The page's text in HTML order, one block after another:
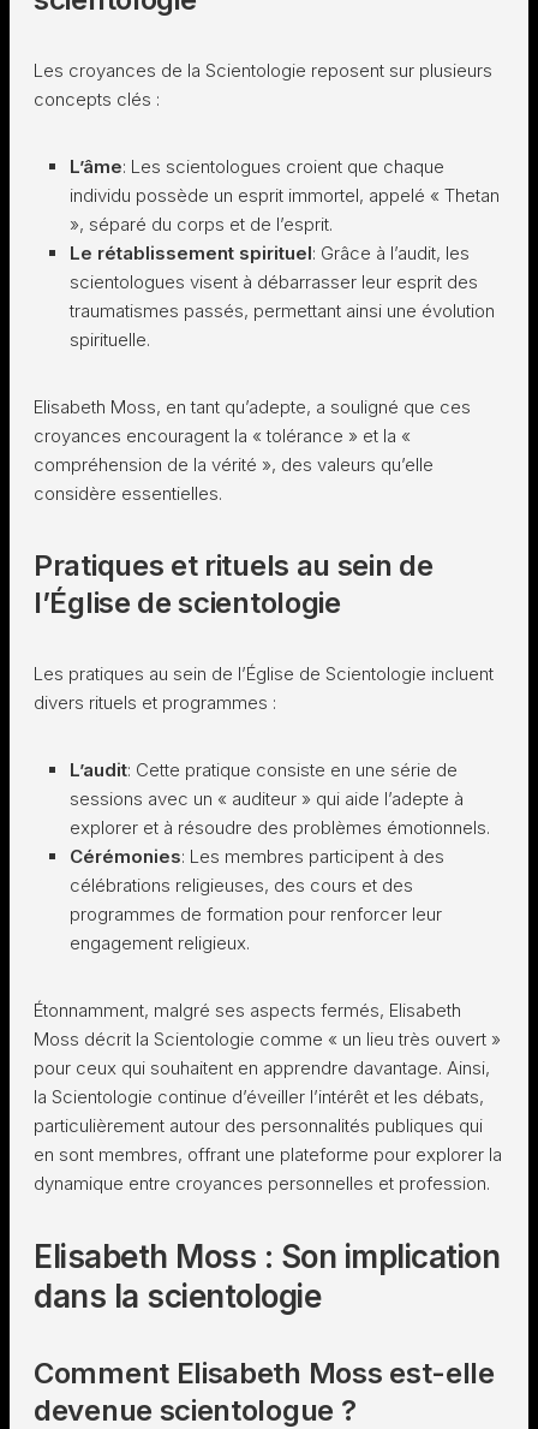
Les croyances de la Scientologie reposent sur plusieurs
concepts clés :
L’âme: Les scientologues croient que chaque
individu possède un esprit immortel, appelé « Thetan
», séparé du corps et de l’esprit.
Le rétablissement spirituel: Grâce à l’audit, les
scientologues visent à débarrasser leur esprit des
traumatismes passés, permettant ainsi une évolution
spirituelle.
Elisabeth Moss, en tant qu’adepte, a souligné que ces
croyances encouragent la « tolérance » et la «
compréhension de la vérité », des valeurs qu’elle
considère essentielles.
Pratiques et rituels au sein de
l’Église de scientologie
Les pratiques au sein de l’Église de Scientologie incluent
divers rituels et programmes :
L’audit: Cette pratique consiste en une série de
sessions avec un « auditeur » qui aide l’adepte à
explorer et à résoudre des problèmes émotionnels.
Cérémonies: Les membres participent à des
célébrations religieuses, des cours et des
programmes de formation pour renforcer leur
engagement religieux.
Étonnamment, malgré ses aspects fermés, Elisabeth
Moss décrit la Scientologie comme « un lieu très ouvert »
pour ceux qui souhaitent en apprendre davantage. Ainsi,
la Scientologie continue d’éveiller l’intérêt et les débats,
particulièrement autour des personnalités publiques qui
en sont membres, offrant une plateforme pour explorer la
dynamique entre croyances personnelles et profession.
Elisabeth Moss : Son implication
dans la scientologie
Comment Elisabeth Moss est-elle
devenue scientologue ?